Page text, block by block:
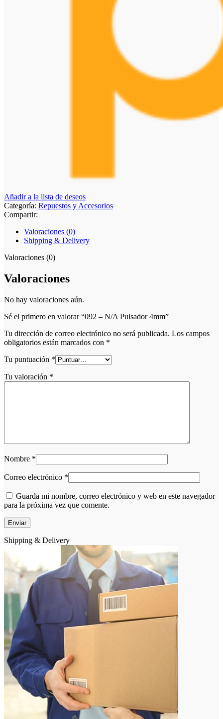
Añadir a la lista de deseos
Categoría: Repuestos y Accesorios
Compartir:
Valoraciones (0)
Shipping & Delivery
Valoraciones (0)
Valoraciones
No hay valoraciones aún.
Sé el primero en valorar “092 – N/A Pulsador 4mm”
Tu dirección de correo electrónico no será publicada. Los campos
obligatorios están marcados con *
Tu puntuación *
Tu valoración *
Nombre *
Correo electrónico *
Guarda mi nombre, correo electrónico y web en este navegador
para la próxima vez que comente.
Shipping & Delivery